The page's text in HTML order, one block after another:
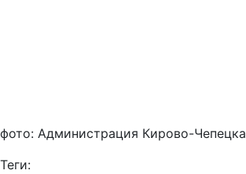
фото: Администрация Кирово-Чепецка
Теги: